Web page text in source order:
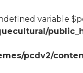
variable
pcdv2/